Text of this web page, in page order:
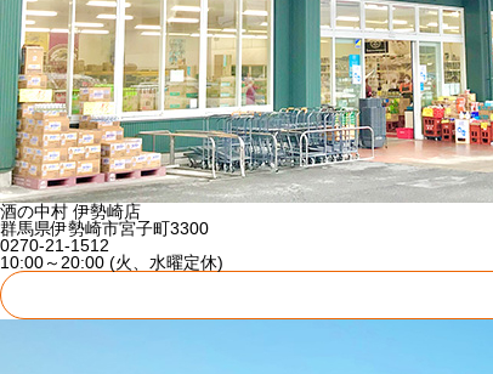
酒の中村 伊勢崎店
群馬県伊勢崎市宮子町3300
0270-21-1512
10:00～20:00 (火、水曜定休)